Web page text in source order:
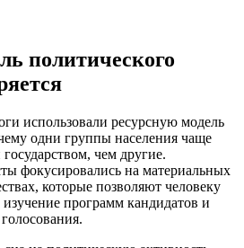
политического
использовали ресурсную модель
одни группы населения чаще
чем другие.
фокусировались на материальных
которые позволяют человеку
программ кандидатов и